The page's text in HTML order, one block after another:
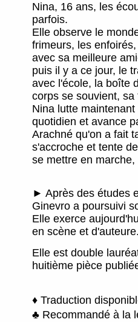
Nina, 16 ans, les
parfois.
Elle observe le
frimeurs, les
avec sa meilleure
puis il y a ce jour, le
avec l'école, la boîte
corps se souvient,
Nina lutte
quotidien et avance
Arachné qu'on a fait
s'accroche et tente
se mettre en
► Après des études
Ginevro a poursuivi
Elle exerce
en scène et
Elle est double
huitième pièce
♦ Traduction
♣ Recommandé à la